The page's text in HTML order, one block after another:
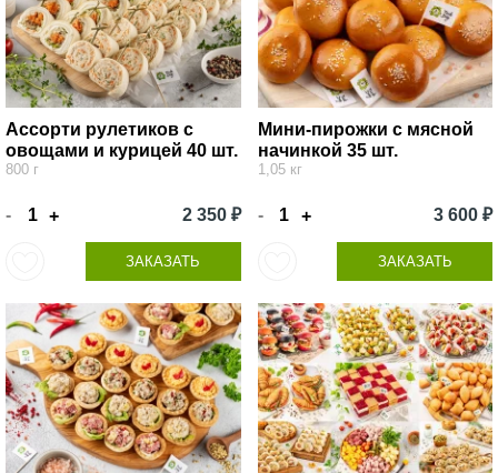
Ассорти рулетиков с
овощами и курицей 40 шт.
800 г
- + 2 350 ₽
ЗАКАЗАТЬ
Мини-пирожки с мясной
начинкой 35 шт.
1,05 кг
- + 3 600 ₽
ЗАКАЗАТЬ